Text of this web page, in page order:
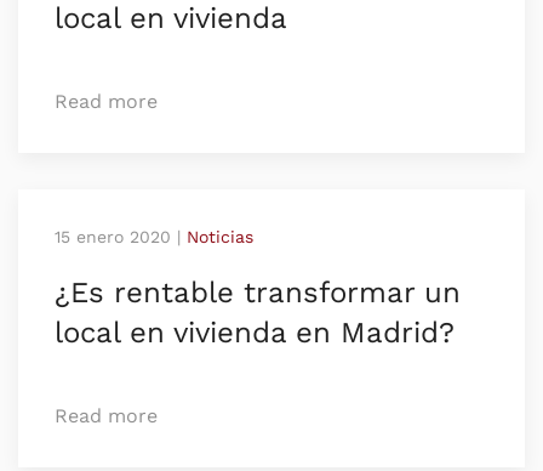
local en vivienda
Read more
15 enero 2020 | Noticias
¿Es rentable transformar un
local en vivienda en Madrid?
Read more